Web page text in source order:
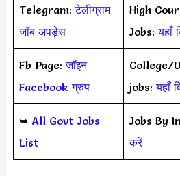
Telegram:टेलीग्राम
जॉब अपड़ेस
High
Jobs:यहाँ
Fb Page:जॉइन
Facebook ग्रुप
College/
jobs:यहाँ
➥ All Govt Jobs
List
Jobs By
करें